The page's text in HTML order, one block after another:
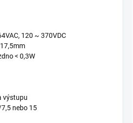
120 ~ 370VDC
< 0,3W
výstupu
nebo 15